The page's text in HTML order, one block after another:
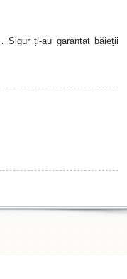
Sigur ți-au garantat băieții